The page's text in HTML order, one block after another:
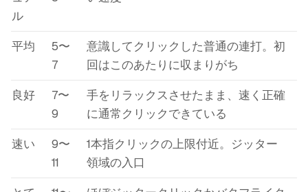
ル
平均
5〜
7
意識してクリックした普通の連打。初
回はこのあたりに収まりがち
良好
7〜
9
手をリラックスさせたまま、速く正確
に通常クリックできている
速い
9〜
11
1本指クリックの上限付近。ジッター
領域の入口